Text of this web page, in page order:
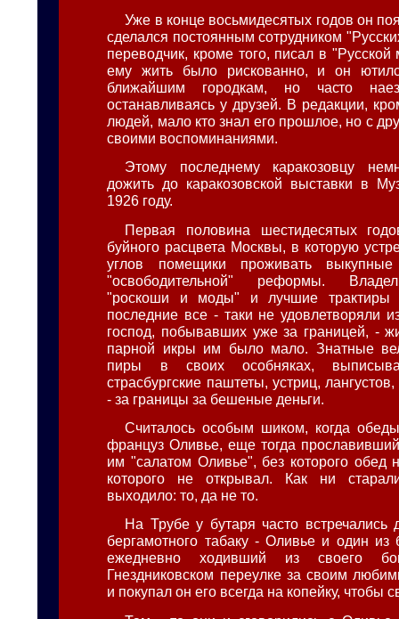
Уже в конце восьмидесятых годов он
сделался постоянным сотрудником
переводчик, кроме того, писал в
ему жить было рискованно, и он
ближайшим городкам, но часто
останавливаясь у друзей. В редакции,
людей, мало кто знал его прошлое, но с
своими воспоминаниями.
Этому последнему каракозовцу
дожить до каракозовской выставки в
1926 году.
Первая половина шестидесятых
буйного расцвета Москвы, в которую
углов помещики проживать
"освободительной" реформы.
"роскоши и моды" и лучшие трактиры
последние все - таки не удовлетворяли
господ, побывавших уже за границей, -
парной икры им было мало. Знатные
пиры в своих особняках,
страсбургские паштеты, устриц,
- за границы за бешеные деньги.
Считалось особым шиком, когда
француз Оливье, еще тогда
им "салатом Оливье", без которого обед
которого не открывал. Как ни
выходило: то, да не то.
На Трубе у бутаря часто встречались
бергамотного табаку - Оливье и один из
ежедневно ходивший из своего
Гнездниковском переулке за своим
и покупал он его всегда на копейку, чтобы